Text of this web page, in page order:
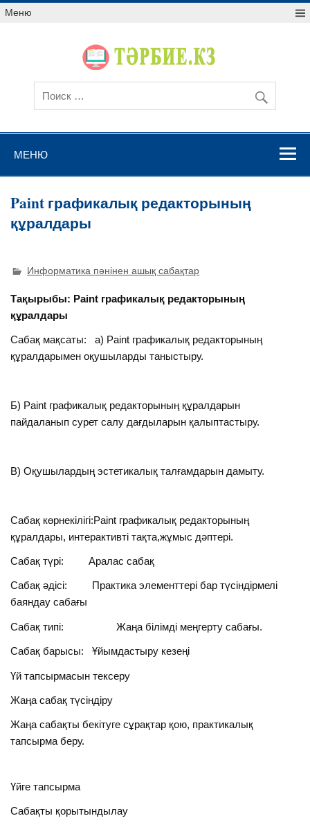
Меню
МЕНЮ
Paint графикалық редакторының
құралдары
Информатика пәнінен ашық сабақтар
Тақырыбы: Paint графикалық редакторының
құралдары
Сабақ мақсаты: а) Paint графикалық редакторының
құралдарымен оқушыларды таныстыру.
Б) Paint графикалық редакторының құралдарын
пайдаланып сурет салу дағдыларын қалыптастыру.
В) Оқушылардың эстетикалық талғамдарын дамыту.
Сабақ көрнекілігі:Paint графикалық редакторының
құралдары, интерактивті тақта,жұмыс дәптері.
Сабақ түрі: Аралас сабақ
Сабақ әдісі: Практика элементтері бар түсіндірмелі
баяндау сабағы
Сабақ типі: Жаңа білімді меңгерту сабағы.
Сабақ барысы: Ұйымдастыру кезеңі
Үй тапсырмасын тексеру
Жаңа сабақ түсіндіру
Жаңа сабақты бекітуге сұрақтар қою, практикалық
тапсырма беру.
Үйге тапсырма
Сабақты қорытындылау